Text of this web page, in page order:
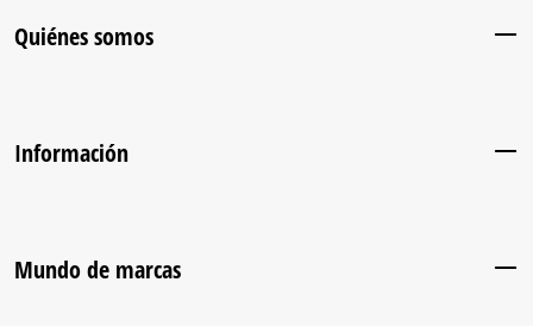
Quiénes somos
Información
Mundo de marcas